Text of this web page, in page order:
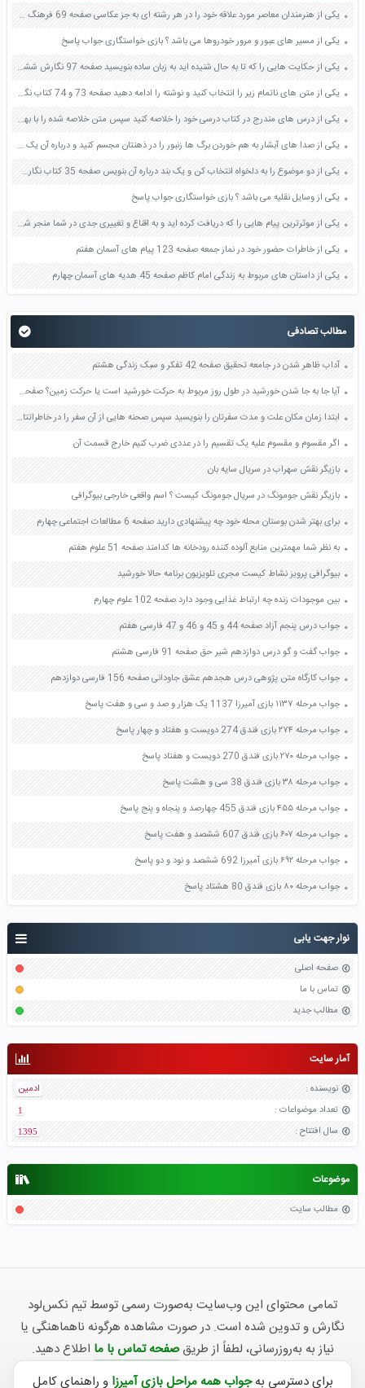
نوار جهت یابی
صفحه اصلی
تماس با ما
مطالب جدید
آمار سایت
نویسنده :
ادمین
تعداد موضواعات :
1
سال افتتاح :
1395
موضوعات
مطالب سایت
یکی از هنرمندان معاصر مورد علاقه خود را در هر رشته ای به جز عکاسی صفحه 69 فرهنگ و هنر نهم
یکی از مسیر های عبور و مرور خودروها می باشد ؟ بازی خواستگاری جواب پاسخ
یکی از حکایت هایی را که تا به حال شنیده اید به زبان ساده بنویسید صفحه 97 نگارش ششم دبستان
یکی از متن های ناتمام زیر را انتخاب کنید و نوشته را ادامه دهید صفحه 73 و 74 کتاب نگارش فارسی پنجم دبستان
یکی از درس های مندرج در کتاب درسی خود را خلاصه کنید سپس متن خلاصه شده را با بهره گیری از روش های دسته بندی نمودار جدول نقشه مفهومی نشان دهید صفحه 118 نگارش یازدهم
یکی از صدا های آبشار به هم خوردن برگ ها زنبور را در ذهنتان مجسم کنید و درباره آن یک بند بنویسید صفحه 11 نگارش پنجم
یکی از دو موضوع را به دلخواه انتخاب کن و یک بند درباره آن بنویس صفحه 35 کتاب نگارش فارسی سوم
یکی از وسایل نقلیه می باشد ؟ بازی خواستگاری جواب پاسخ
یکی از موثرترین پیام هایی را که دریافت کرده اید و به اقناع و تغییری جدی در شما منجر شده است برسی کنید و علت این تاثیر گذاری قابل توجه را بنویسید صفحه 52 تفکر و سواد رسانه ای دهم
یکی از خاطرات حضور خود در نماز جمعه صفحه 123 پیام های آسمان هفتم
یکی از داستان های مربوط به زندگی امام کاظم صفحه 45 هدیه های آسمان چهارم
مطالب تصادفی
آداب ظاهر شدن در جامعه تحقیق صفحه 42 تفکر و سبک زندگی هشتم
آیا جا به جا شدن خورشید در طول روز مربوط به حرکت خورشید است یا حرکت زمین؟ صفحه 67 مطالعات اجتماعی پنجم
ابتدا زمان مکان علت و مدت سفرتان را بنویسید سپس صحنه هایی از آن سفر را در خاطراتتان جست و جو و تجسم کنید و بنویسید صفحه 91 کتاب نگارش یازدهم
اگر مقسوم و مقسوم علیه یک تقسیم را در عددی ضرب کنیم خارج قسمت آن
بازیگر نقش سهراب در سریال سایه بان
بازیگر نقش جومونگ در سریال جومونگ کیست ؟ اسم واقعی خارجی بیوگرافی
برای بهتر شدن بوستان محله خود چه پیشنهادی دارید صفحه 6 مطالعات اجتماعی چهارم
به نظر شما مهمترین منابع آلوده کننده رودخانه ها کدامند صفحه 51 علوم هفتم
بیوگرافی پرویز نشاط کیست مجری تلویزیون برنامه حالا خورشید
بین موجودات زنده چه ارتباط غذایی وجود دارد صفحه 102 علوم چهارم
جواب درس پنجم آزاد صفحه 44 و 45 و 46 و 47 فارسی هفتم
جواب گفت و گو درس دوازدهم شیر حق صفحه 91 فارسی هشتم
جواب کارگاه متن پژوهی درس هجدهم عشق جاودانی صفحه 156 فارسی دوازدهم
جواب مرحله ۱۱۳۷ بازی آمیرزا 1137 یک هزار و صد و سی و هفت پاسخ
جواب مرحله ۲۷۴ بازی فندق 274 دویست و هفتاد و چهار پاسخ
جواب مرحله ۲۷۰ بازی فندق 270 دویست و هفتاد پاسخ
جواب مرحله ۳۸ بازی فندق 38 سی و هشت پاسخ
جواب مرحله ۴۵۵ بازی فندق 455 چهارصد و پنجاه و پنج پاسخ
جواب مرحله ۶۰۷ بازی فندق 607 ششصد و هفت پاسخ
جواب مرحله ۶۹۲ بازی آمیرزا 692 ششصد و نود و دو پاسخ
جواب مرحله ۸۰ بازی فندق 80 هشتاد پاسخ
تمامی محتوای این وب‌سایت به‌صورت رسمی توسط تیم نکس‌لود
نگارش و تدوین شده است. در صورت مشاهده هرگونه ناهماهنگی یا
نیاز به به‌روزرسانی، لطفاً از طریقصفحه تماس با ما اطلاع دهید.
برای دسترسی به جواب همه مراحل بازی آمیرزا و راهنمای کامل